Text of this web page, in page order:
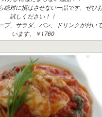
絶対に損はさせない一品です、ぜひ
試しください！！
プ、サラダ、パン、ドリンクが付い
います。￥1760